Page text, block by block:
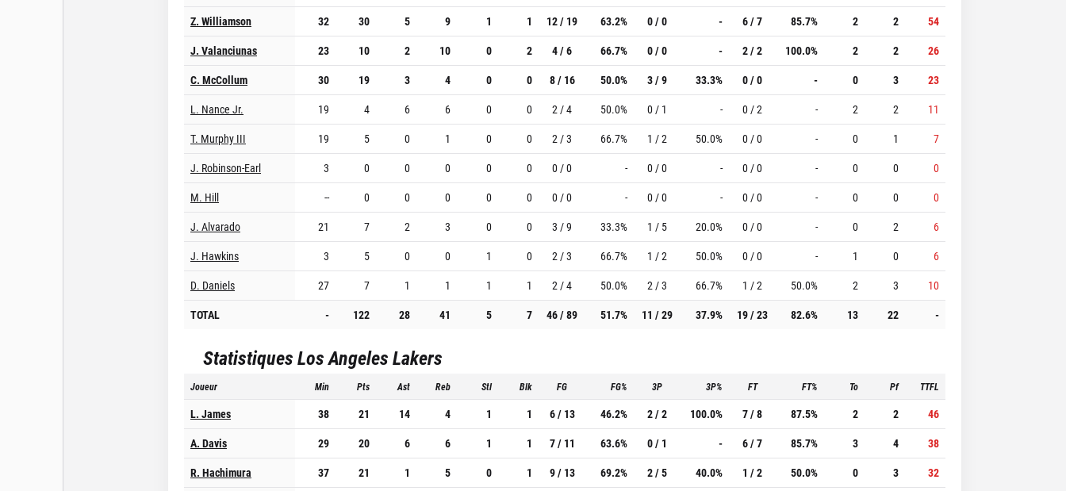
Z. Williamson
32 30 5 9 1 1 12 / 19 63.2% 0 / 0 - 6 / 7 85.7% 2 2
54
J. Valanciunas
23 10 2 10 0 2 4 / 6 66.7% 0 / 0 - 2 / 2 100.0% 2 2
26
C. McCollum
30 19 3 4 0 0 8 / 16 50.0% 3 / 9 33.3% 0 / 0 - 0 3
23
L. Nance Jr.
19 4 6 6 0 0 2 / 4 50.0% 0 / 1 - 0 / 2 - 2 2
11
T. Murphy III
19 5 0 1 0 0 2 / 3 66.7% 1 / 2 50.0% 0 / 0 - 0 1
7
J. Robinson-Earl
3 0 0 0 0 0 0 / 0 - 0 / 0 - 0 / 0 - 0 0
0
M. Hill
-- 0 0 0 0 0 0 / 0 - 0 / 0 - 0 / 0 - 0 0
0
J. Alvarado
21 7 2 3 0 0 3 / 9 33.3% 1 / 5 20.0% 0 / 0 - 0 2
6
J. Hawkins
3 5 0 0 1 0 2 / 3 66.7% 1 / 2 50.0% 0 / 0 - 1 0
6
D. Daniels
27 7 1 1 1 1 2 / 4 50.0% 2 / 3 66.7% 1 / 2 50.0% 2 3
10
TOTAL
- 122 28 41 5 7 46 / 89 51.7% 11 / 29 37.9% 19 / 23 82.6% 13 22 -
StatistiquesLos Angeles Lakers
Joueur Min Pts Ast Reb Stl Blk FG FG% 3P 3P% FT FT% To Pf TTFL
L. James 38 21 14 4 1 1 6 / 13 46.2% 2 / 2 100.0% 7 / 8 87.5% 2 2
46
A. Davis
29 20 6 6 1 1 7 / 11 63.6% 0 / 1 - 6 / 7 85.7% 3 4
38
R. Hachimura
37 21 1 5 0 1 9 / 13 69.2% 2 / 5 40.0% 1 / 2 50.0% 0 3
32